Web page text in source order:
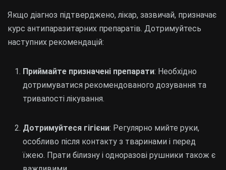
Якщо діагноз підтверджено, лікар, зазвичай, призначає
курс антипаразитарних препаратів. Дотримуйтесь
наступних рекомендацій:
Приймайте призначені препарати: Необхідно
дотримуватися рекомендованого дозування та
тривалості лікування.
Дотримуйтеся гігієни: Регулярно мийте руки,
особливо після контакту з тваринами і перед
їжею. Прати білизну і одноразові рушники також є